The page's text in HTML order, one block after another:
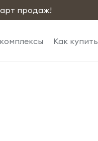
продаж!
Как купить